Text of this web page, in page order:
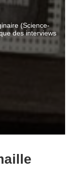
(Science-
des interviews